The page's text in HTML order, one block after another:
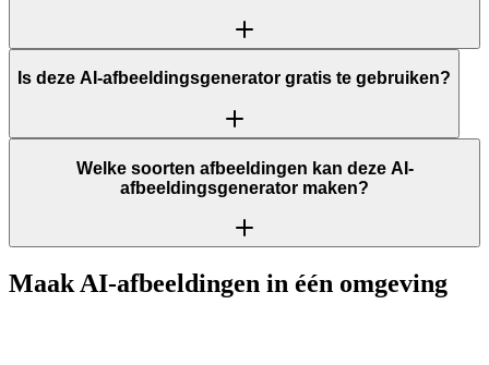
Is deze AI-afbeeldingsgenerator gratis te gebruiken?
Welke soorten afbeeldingen kan deze AI-
afbeeldingsgenerator maken?
Maak AI-afbeeldingen in één omgeving